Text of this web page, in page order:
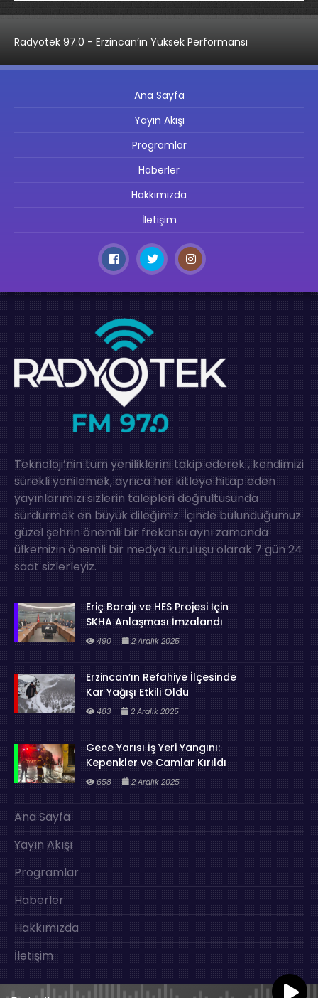
Radyotek 97.0 - Erzincan’ın Yüksek Performansı
Ana Sayfa
Yayın Akışı
Programlar
Haberler
Hakkımızda
İletişim
Teknoloji’nin tüm yeniliklerini takip ederek , kendimizi
sürekli yenilemek, ayrıca her kitleye hitap eden
yayınlarımızı sizlerin talepleri doğrultusunda
sürdürmek en büyük dileğimiz. İçinde bulunduğumuz
güzel şehrin önemli bir frekansı aynı zamanda
ülkemizin önemli bir medya kuruluşu olarak 7 gün 24
saat sizlerleyiz.
Eriç Barajı ve HES Projesi İçin
SKHA Anlaşması İmzalandı
490 2 Aralık 2025
Erzincan’ın Refahiye İlçesinde
Kar Yağışı Etkili Oldu
483 2 Aralık 2025
Gece Yarısı İş Yeri Yangını:
Kepenkler ve Camlar Kırıldı
658 2 Aralık 2025
Ana Sayfa
Yayın Akışı
Programlar
Haberler
Hakkımızda
İletişim